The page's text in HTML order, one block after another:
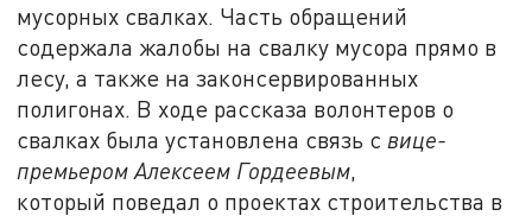
мусорных свалках. Часть обращений
содержала жалобы на свалку мусора прямо в
лесу, а также на законсервированных
полигонах. В ходе рассказа волонтеров о
свалках была установлена связь с вице-
премьером Алексеем Гордеевым
который поведал о проектах строительства в